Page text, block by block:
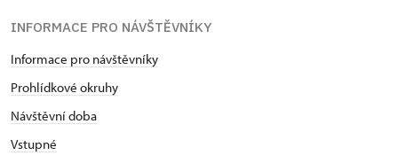
INFORMACE PRO NÁVŠTĚVNÍKY
Informace pro návštěvníky
Prohlídkové okruhy
Návštěvní doba
Vstupné